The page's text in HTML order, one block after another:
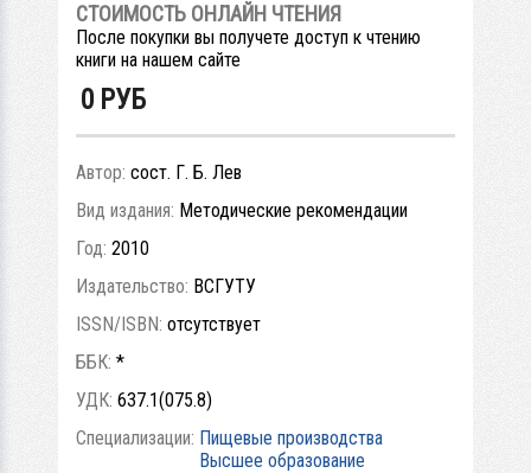
СТОИМОСТЬ ОНЛАЙН ЧТЕНИЯ
После покупки вы получете доступ к чтению
книги на нашем сайте
0 РУБ
Автор: сост. Г. Б. Лев
Вид издания: Методические рекомендации
Год: 2010
Издательство: ВСГУТУ
ISSN/ISBN: отсутствует
ББК: *
УДК: 637.1(075.8)
Специализации: Пищевые производства
Высшее образование